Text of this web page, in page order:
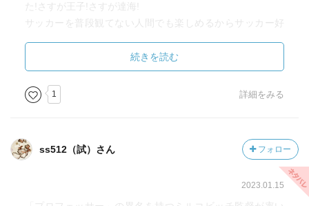
た!さすが王子!さすが達海!
サッカーを普段観てない人間でも楽しめるからサッカー好
続きを読む
1 詳細をみる
ss512（試）さん フォロー
2023.01.15